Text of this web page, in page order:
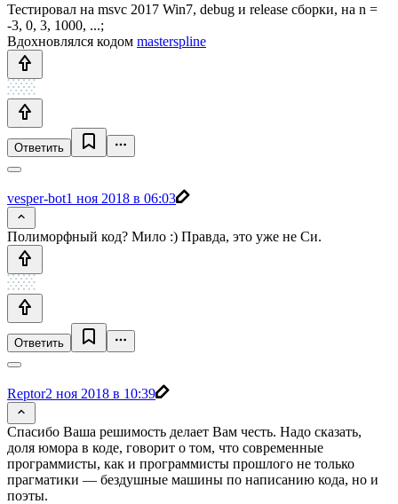
Тестировал на msvc 2017 Win7, debug и release сборки, на n =
-3, 0, 3, 1000, ...;
Вдохновлялся кодом masterspline
Ответить
vesper-bot1 ноя 2018 в 06:03
Полиморфный код? Мило :) Правда, это уже не Си.
Ответить
Reptor2 ноя 2018 в 10:39
Спасибо Ваша решимость делает Вам честь. Надо сказать,
доля юмора в коде, говорит о том, что современные
программисты, как и программисты прошлого не только
прагматики — бездушные машины по написанию кода, но и
поэты.